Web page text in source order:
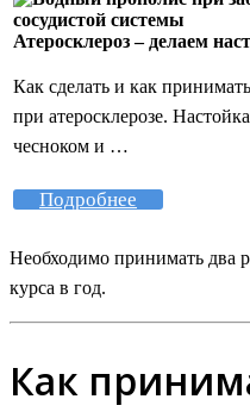
Атеросклероз – делаем
Как сделать и как
при атеросклерозе.
чесноком и …
Подробнее
Необходимо принимать два
курса в год.
Как